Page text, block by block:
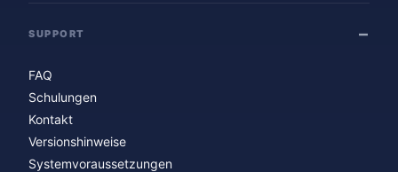
SUPPORT
FAQ
Schulungen
Kontakt
Versionshinweise
Systemvoraussetzungen